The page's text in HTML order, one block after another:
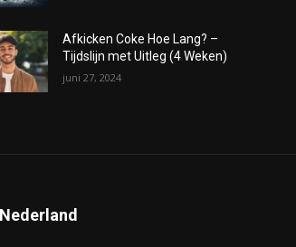
Afkicken Coke Hoe Lang? –
Tijdslijn met Uitleg (4 Weken)
juni 27, 2024